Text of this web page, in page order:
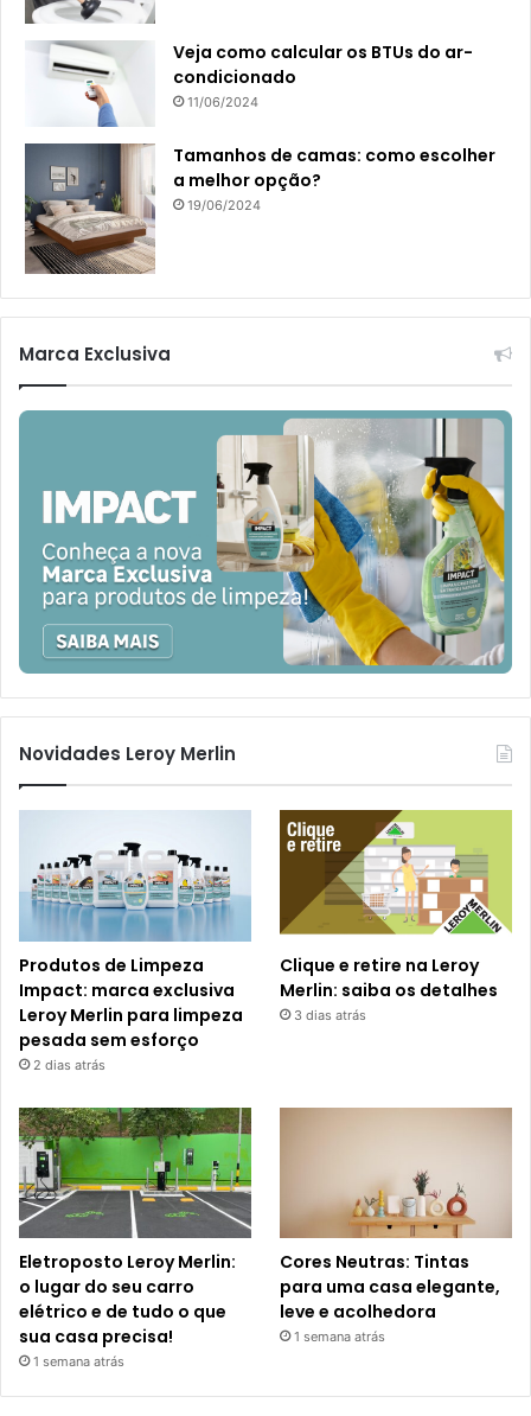
Veja como calcular os BTUs do ar-
condicionado
11/06/2024
Tamanhos de camas: como escolher
a melhor opção?
19/06/2024
Marca Exclusiva
Novidades Leroy Merlin
Produtos de Limpeza
Impact: marca exclusiva
Leroy Merlin para limpeza
pesada sem esforço
2 dias atrás
Clique e retire na Leroy
Merlin: saiba os detalhes
3 dias atrás
Eletroposto Leroy Merlin:
o lugar do seu carro
elétrico e de tudo o que
sua casa precisa!
1 semana atrás
Cores Neutras: Tintas
para uma casa elegante,
leve e acolhedora
1 semana atrás